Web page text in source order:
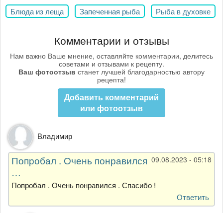
Блюда из леща Запеченная рыба Рыба в духовке
Комментарии и отзывы
Нам важно Ваше мнение, оставляйте комментарии, делитесь
советами и отзывами к рецепту.
Ваш фотоотзыв станет лучшей благодарностью автору
рецепта!
Добавить комментарий
или фотоотзыв
Владимир
09.08.2023 - 05:18
Попробал . Очень понравился
…
Попробал . Очень понравился . Спасибо !
Ответить